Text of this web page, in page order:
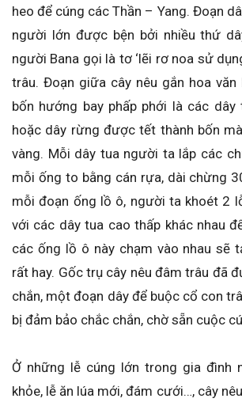
heo để cúng các Thần – Yang. Đoạn
người lớn được bện bởi nhiều thứ
người Bana gọi là tơ ‘lẽi rơ noa sử
trâu. Đoạn giữa cây nêu gắn hoa
bốn hướng bay phấp phới là các
hoặc dây rừng được tết thành bốn
vàng. Mỗi dây tua người ta lắp các
mỗi ống to bằng cán rựa, dài chừng
mỗi đoạn ống lồ ô, người ta khoét 2
với các dây tua cao thấp khác nhau
các ống lồ ô này chạm vào nhau sẽ
rất hay. Gốc trụ cây nêu đâm trâu đã
chắn, một đoạn dây để buộc cổ con
bị đảm bảo chắc chắn, chờ sẵn cuộc
Ở những lễ cúng lớn trong gia đình
khỏe, lễ ăn lúa mới, đám cưới…, cây